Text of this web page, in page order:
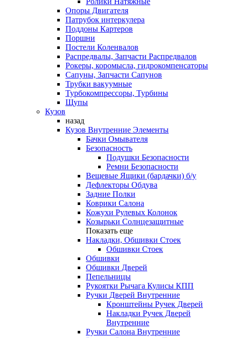
Опоры Двигателя
Патрубок интеркулера
Поддоны Картеров
Поршни
Постели Коленвалов
Распредвалы, Запчасти Распредвалов
Рокеры, коромысла, гидрокомпенсаторы
Сапуны, Запчасти Сапунов
Трубки вакуумные
Турбокомпрессоры, Турбины
Щупы
Кузов
назад
Кузов Внутренние Элементы
Бачки Омывателя
Безопасность
Подушки Безопасности
Ремни Безопасности
Вещевые Ящики (бардачки) б/у
Дефлекторы Обдува
Задние Полки
Коврики Салона
Кожухи Рулевых Колонок
Козырьки Солнцезащитные
Показать еще
Накладки, Обшивки Стоек
Обшивки Стоек
Обшивки
Обшивки Дверей
Пепельницы
Рукоятки Рычага Кулисы КПП
Ручки Дверей Внутренние
Кронштейны Ручек Дверей
Накладки Ручек Дверей
Внутренние
Ручки Салона Внутренние